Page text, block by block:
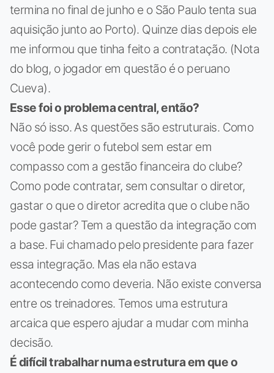
termina no final de junho e o São Paulo tenta sua
aquisição junto ao Porto). Quinze dias depois ele
me informou que tinha feito a contratação. (Nota
do blog, o jogador em questão é o peruano
Cueva).
Esse foi o problema central, então?
Não só isso. As questões são estruturais. Como
você pode gerir o futebol sem estar em
compasso com a gestão financeira do clube?
Como pode contratar, sem consultar o diretor,
gastar o que o diretor acredita que o clube não
pode gastar? Tem a questão da integração com
a base. Fui chamado pelo presidente para fazer
essa integração. Mas ela não estava
acontecendo como deveria. Não existe conversa
entre os treinadores. Temos uma estrutura
arcaica que espero ajudar a mudar com minha
decisão.
É difícil trabalhar numa estrutura em que o